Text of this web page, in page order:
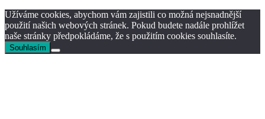
Užíváme cookies, abychom vám zajistili co možná nejsnadnější
použití našich webových stránek. Pokud budete nadále prohlížet
naše stránky předpokládáme, že s použitím cookies souhlasíte.
Souhlasím